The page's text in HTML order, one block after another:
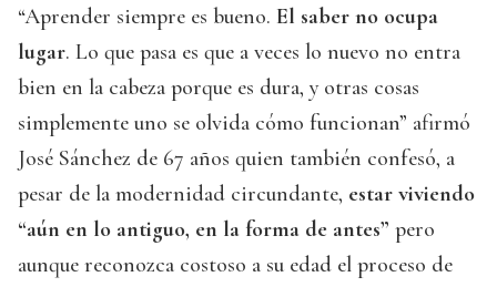
“Aprender siempre es bueno. El saber no ocupa
lugar. Lo que pasa es que a veces lo nuevo no entra
bien en la cabeza porque es dura, y otras cosas
simplemente uno se olvida cómo funcionan” afirmó
José Sánchez de 67 años quien también confesó, a
pesar de la modernidad circundante, estar viviendo
“aún en lo antiguo, en la forma de antes” pero
aunque reconozca costoso a su edad el proceso de